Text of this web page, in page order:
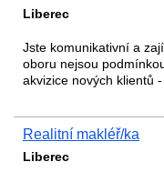
Liberec
Jste komunikativní a
oboru nejsou
akvizice nových klientů
Realitní makléř/ka
Liberec